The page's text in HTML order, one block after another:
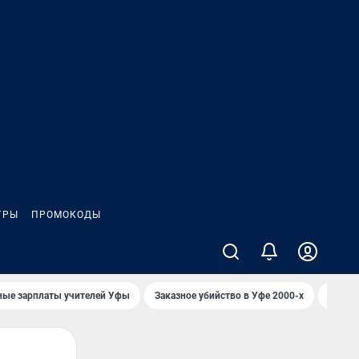
ПРОМОКОДЫ
зарплаты учителей Уфы Заказное убийство в Уфе 2000-х